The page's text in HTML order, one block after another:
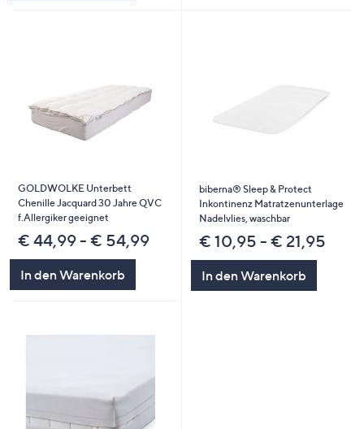
GOLDWOLKE Unterbett
Chenille Jacquard 30 Jahre QVC
f.Allergiker geeignet
€ 44,99 - € 54,99
In den Warenkorb
biberna® Sleep & Protect
Inkontinenz Matratzenunterlage
Nadelvlies, waschbar
€ 10,95 - € 21,95
In den Warenkorb